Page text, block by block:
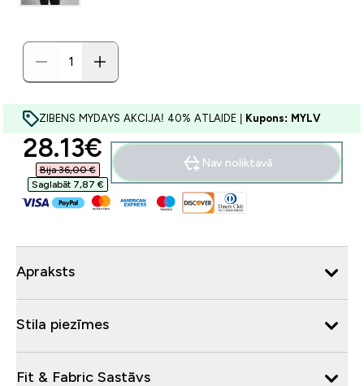
ZIBENS MYDAYS AKCIJA! 40% ATLAIDE | Kupons: MYLV
discounted price
28.13€‎
Bija 36,00 €‎
Saglabāt 7,87 €‎
Nav noliktavā
Apraksts
Stila piezīmes
Fit & Fabric Sastāvs